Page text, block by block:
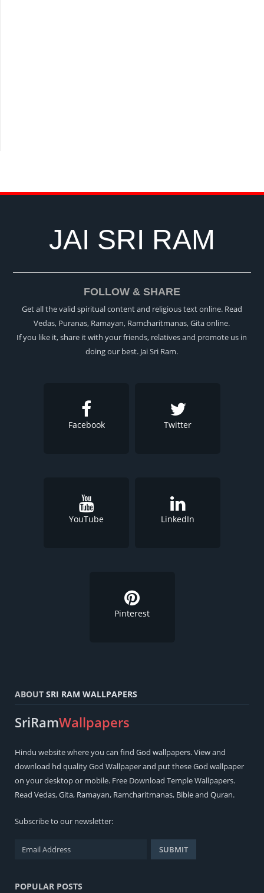
JAI SRI RAM
FOLLOW & SHARE
Get all the valid spiritual content and religious text online. Read
Vedas, Puranas, Ramayan, Ramcharitmanas, Gita online.
If you like it, share it with your friends, relatives and promote us in
doing our best. Jai Sri Ram.
Facebook Twitter
YouTube LinkedIn
Pinterest
ABOUT SRI RAM WALLPAPERS
SriRamWallpapers
Hindu website where you can find God wallpapers. View and
download hd quality God Wallpaper and put these God wallpaper
on your desktop or mobile. Free Download Temple Wallpapers.
Read Vedas,Gita, Ramayan, Ramcharitmanas, Bibleand Quran.
Subscribe to our newsletter:
POPULAR POSTS